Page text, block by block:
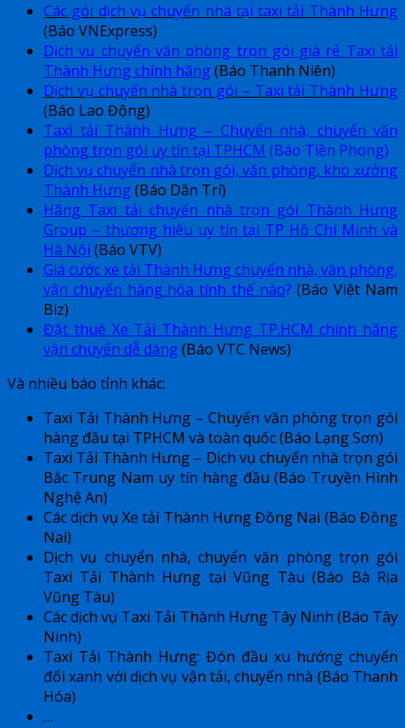
Các gói dịch vụ chuyển nhà tại taxi tải Thành Hưng
(Báo VNExpress)
Dịch vụ chuyển văn phòng trọn gói giá rẻ Taxi tải
Thành Hưng chính hãng (Báo Thanh Niên)
Dịch vụ chuyển nhà trọn gói – Taxi tải Thành Hưng
(Báo Lao Động)
Taxi tải Thành Hưng – Chuyển nhà, chuyển văn
phòng trọn gói uy tín tại TPHCM (Báo Tiền Phong)
Dịch vụ chuyển nhà trọn gói, văn phòng, kho xưởng
Thành Hưng (Báo Dân Trí)
Hãng Taxi tải chuyển nhà trọn gói Thành Hưng
Group – thương hiệu uy tín tại TP Hồ Chí Minh và
Hà Nội (Báo VTV)
Giá cước xe tải Thành Hưng chuyển nhà, văn phòng,
vận chuyển hàng hóa tính thế nào? (Báo Việt Nam
Biz)
Đặt thuê Xe Tải Thành Hưng TP.HCM chính hãng
vận chuyển dễ dàng (Báo VTC News)
Và nhiều báo tỉnh khác:
Taxi Tải Thành Hưng – Chuyển văn phòng trọn gói
hàng đầu tại TPHCM và toàn quốc (Báo Lạng Sơn)
Taxi Tải Thành Hưng – Dịch vụ chuyển nhà trọn gói
Bắc Trung Nam uy tín hàng đầu (Báo Truyền Hình
Nghệ An)
Các dịch vụ Xe tải Thành Hưng Đồng Nai (Báo Đồng
Nai)
Dịch vụ chuyển nhà, chuyển văn phòng trọn gói
Taxi Tải Thành Hưng tại Vũng Tàu (Báo Bà Rịa
Vũng Tàu)
Các dịch vụ Taxi Tải Thành Hưng Tây Ninh (Báo Tây
Ninh)
Taxi Tải Thành Hưng: Đón đầu xu hướng chuyển
đổi xanh với dịch vụ vận tải, chuyển nhà (Báo Thanh
Hóa)
…